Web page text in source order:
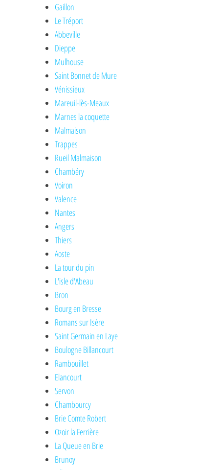
Gaillon
Le Tréport
Abbeville
Dieppe
Mulhouse
Saint Bonnet de Mure
Vénissieux
Mareuil-lès-Meaux
Marnes la coquette
Malmaison
Trappes
Rueil Malmaison
Chambéry
Voiron
Valence
Nantes
Angers
Thiers
Aoste
La tour du pin
L'isle d'Abeau
Bron
Bourg en Bresse
Romans sur Isère
Saint Germain en Laye
Boulogne Billancourt
Rambouillet
Elancourt
Servon
Chambourcy
Brie Comte Robert
Ozoir la Ferrière
La Queue en Brie
Brunoy